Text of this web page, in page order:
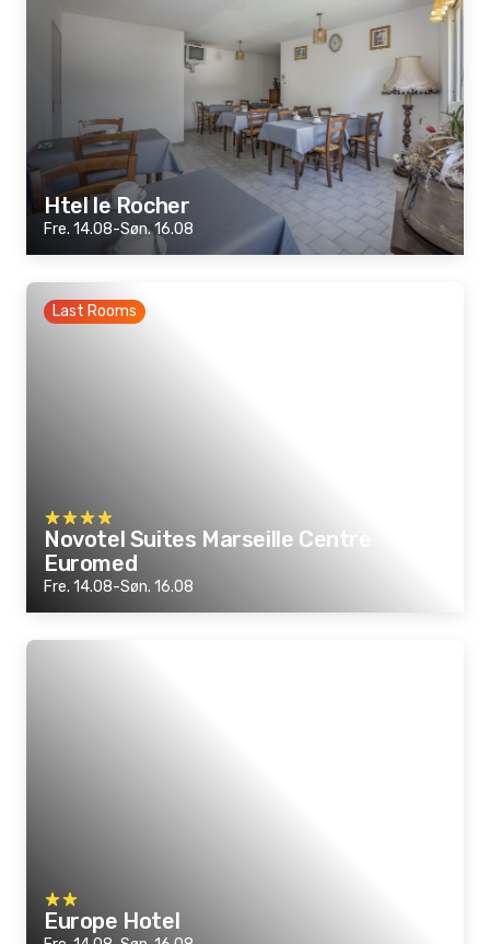
Htel le Rocher
Fre. 14.08-Søn. 16.08
Last Rooms
Novotel Suites Marseille Centre
Euromed
Fre. 14.08-Søn. 16.08
Europe Hotel